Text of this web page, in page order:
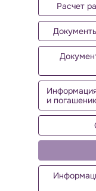
Расчет
и